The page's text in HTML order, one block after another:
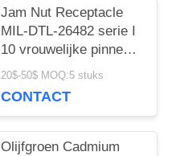
Jam Nut Receptacle
MIL-DTL-26482 serie I
10 vrouwelijke pinnen
Mil DTL 26482
20$-50$ MOQ:5 stuks
CONTACT
Olijfgroen Cadmium